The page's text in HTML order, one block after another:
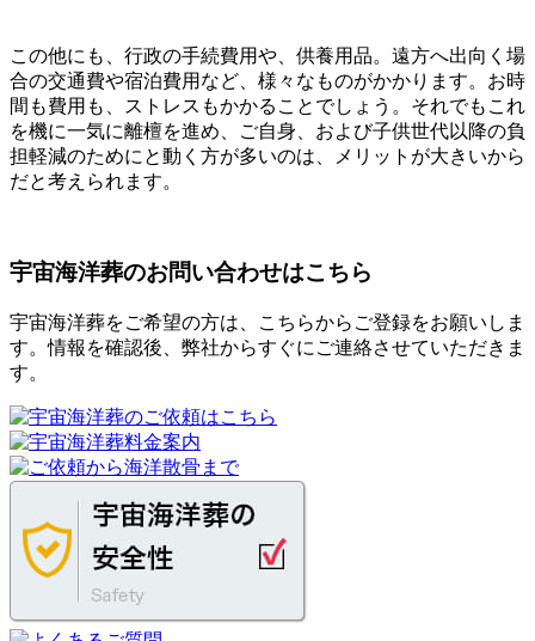
この他にも、行政の手続費用や、供養用品。遠方へ出向く場
合の交通費や宿泊費用など、様々なものがかかります。お時
間も費用も、ストレスもかかることでしょう。それでもこれ
を機に一気に離檀を進め、ご自身、および子供世代以降の負
担軽減のためにと動く方が多いのは、メリットが大きいから
だと考えられます。
宇宙海洋葬のお問い合わせはこちら
宇宙海洋葬をご希望の方は、こちらからご登録をお願いしま
す。情報を確認後、弊社からすぐにご連絡させていただきま
す。